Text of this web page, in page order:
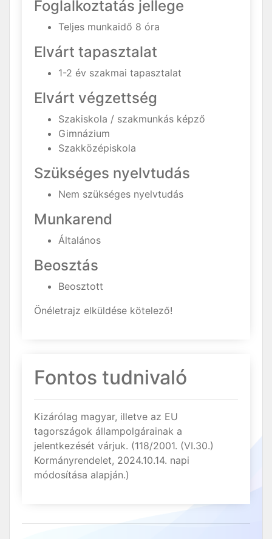
Foglalkoztatás jellege
Teljes munkaidő 8 óra
Elvárt tapasztalat
1-2 év szakmai tapasztalat
Elvárt végzettség
Szakiskola / szakmunkás képző
Gimnázium
Szakközépiskola
Szükséges nyelvtudás
Nem szükséges nyelvtudás
Munkarend
Általános
Beosztás
Beosztott
Önéletrajz elküldése kötelező!
Fontos tudnivaló
Kizárólag magyar, illetve az EU
tagországok állampolgárainak a
jelentkezését várjuk. (118/2001. (VI.30.)
Kormányrendelet, 2024.10.14. napi
módosítása alapján.)